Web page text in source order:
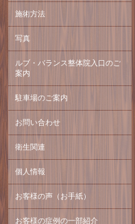
施術方法
写真
ルブ・バランス整体院入口のご
案内
駐車場のご案内
お問い合わせ
衛生関連
個人情報
お客様の声（お手紙）
お客様の症例の一部紹介